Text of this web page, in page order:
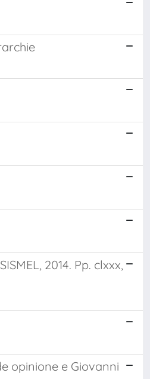
2014. Pp. clxxx,
opinione e Giovanni